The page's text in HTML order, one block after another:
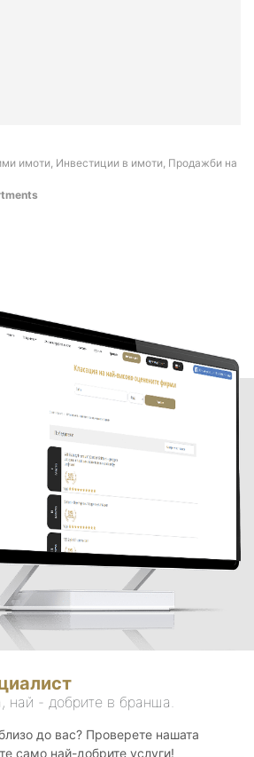
имоти, Инвестиции в имоти, Продажби на
най - добрите в бранша.
до вас? Проверете нашата
само най-добрите услуги!